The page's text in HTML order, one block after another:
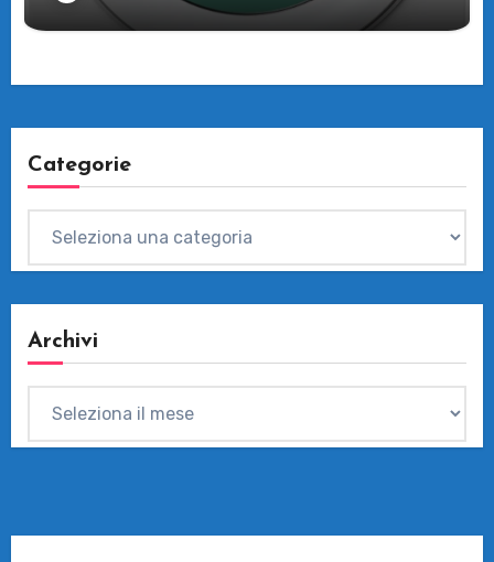
Categorie
Archivi